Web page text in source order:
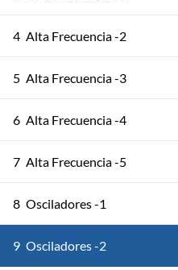
4 Alta Frecuencia -2
5 Alta Frecuencia -3
6 Alta Frecuencia -4
7 Alta Frecuencia -5
8 Osciladores -1
9 Osciladores -2